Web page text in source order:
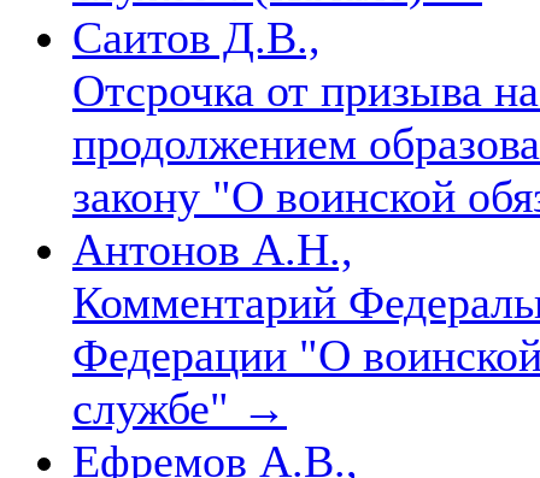
Саитов Д.В.,
Отсрочка от призыва
продолжением
закону "О воинской
Антонов А.Н.,
Комментарий
Федерации "О
службе" →
Ефремов А.В.,